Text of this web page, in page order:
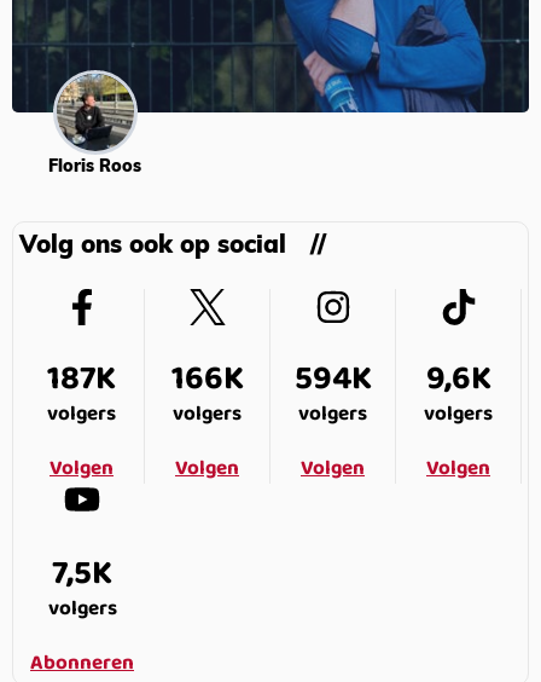
Floris Roos
Volg ons ook op social
187K
volgers
Volgen
166K
volgers
Volgen
594K
volgers
Volgen
9,6K
volgers
Volgen
7,5K
volgers
Abonneren